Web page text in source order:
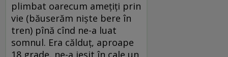
plimbat oarecum amețiți prin
vie (băuserăm niște bere în
tren) pînă cînd ne-a luat
somnul. Era călduț, aproape